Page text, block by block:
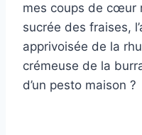
mes coups de cœur
sucrée des fraises,
apprivoisée de la
crémeuse de la
d’un pesto maison ?